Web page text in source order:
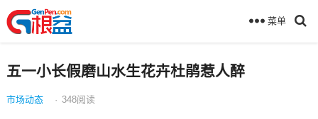
菜单
五一小长假磨山水生花卉杜鹃惹人醉
市场动态 · 348阅读